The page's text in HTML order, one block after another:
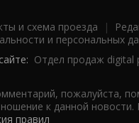
и схема проезда |
и персональных
Отдел продаж digital
пожалуйста,
к данной новости.
правил